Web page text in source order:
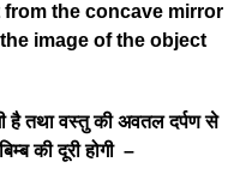
the concave mirror
image of the object
है तथा वस्तु की अवतल दर्पण से
की दूरी होगी –